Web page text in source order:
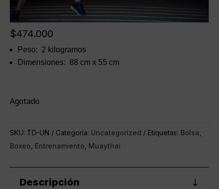
$474.000
Peso: 2 kilogramos
Dimensiones: 88 cm x 55 cm
Agotado
SKU: TD-UN Categoría: Uncategorized Etiquetas: Bolsa,
Boxeo, Entrenamiento, Muaythai
Descripción